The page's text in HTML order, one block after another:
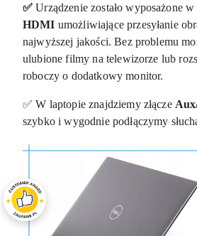
✅Urządzenie zostało wyposażone w
HDMI umożliwiające przesyłanie
najwyższej jakości. Bez problemu
ulubione filmy na telewizorze lub
roboczy o dodatkowy monitor.
✅ W laptopie znajdziemy złącze
szybko i wygodnie podłączymy